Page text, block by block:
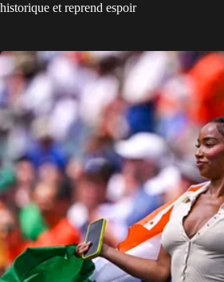
historique et reprend espoir